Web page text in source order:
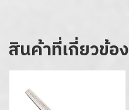
สินค้าที่เกี่ยวข้อง